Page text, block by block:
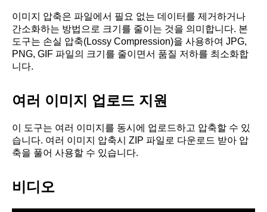
이미지 압축은 파일에서 필요 없는 데이터를 제거하거나
간소화하는 방법으로 크기를 줄이는 것을 의미합니다. 본
도구는 손실 압축(Lossy Compression)을 사용하여 JPG,
PNG, GIF 파일의 크기를 줄이면서 품질 저하를 최소화합
니다.
여러 이미지 업로드 지원
이 도구는 여러 이미지를 동시에 업로드하고 압축할 수 있
습니다. 여러 이미지 압축시 ZIP 파일로 다운로드 받아 압
축을 풀어 사용할 수 있습니다.
비디오